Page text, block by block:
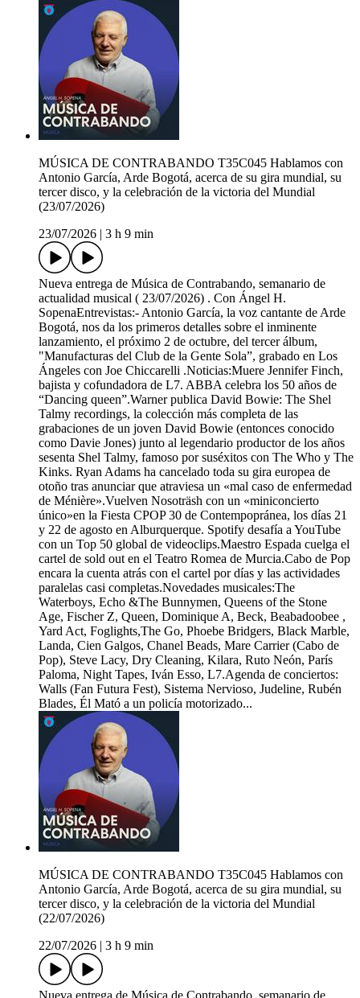
MÚSICA DE CONTRABANDO T35C045 Hablamos con
Antonio García, Arde Bogotá, acerca de su gira mundial, su
tercer disco, y la celebración de la victoria del Mundial
(23/07/2026)
23/07/2026
3 h 9 min
Nueva entrega de Música de Contrabando, semanario de
actualidad musical ( 23/07/2026) . Con Ángel H.
SopenaEntrevistas:- Antonio García, la voz cantante de Arde
Bogotá, nos da los primeros detalles sobre el inminente
lanzamiento, el próximo 2 de octubre, del tercer álbum,
"Manufacturas del Club de la Gente Sola”, grabado en Los
Ángeles con Joe Chiccarelli .Noticias:Muere Jennifer Finch,
bajista y cofundadora de L7. ABBA celebra los 50 años de
“Dancing queen”.Warner publica David Bowie: The Shel
Talmy recordings, la colección más completa de las
grabaciones de un joven David Bowie (entonces conocido
como Davie Jones) junto al legendario productor de los años
sesenta Shel Talmy, famoso por suséxitos con The Who y The
Kinks. Ryan Adams ha cancelado toda su gira europea de
otoño tras anunciar que atraviesa un «mal caso de enfermedad
de Ménière».Vuelven Nosoträsh con un «miniconcierto
único»en la Fiesta CPOP 30 de Contempopránea, los días 21
y 22 de agosto en Alburquerque. Spotify desafía a YouTube
con un Top 50 global de videoclips.Maestro Espada cuelga el
cartel de sold out en el Teatro Romea de Murcia.Cabo de Pop
encara la cuenta atrás con el cartel por días y las actividades
paralelas casi completas.Novedades musicales:The
Waterboys, Echo &The Bunnymen, Queens of the Stone
Age, Fischer Z, Queen, Dominique A, Beck, Beabadoobee ,
Yard Act, Foglights,The Go, Phoebe Bridgers, Black Marble,
Landa, Cien Galgos, Chanel Beads, Mare Carrier (Cabo de
Pop), Steve Lacy, Dry Cleaning, Kilara, Ruto Neón, París
Paloma, Night Tapes, Iván Esso, L7.Agenda de conciertos:
Walls (Fan Futura Fest), Sistema Nervioso, Judeline, Rubén
Blades, Él Mató a un policía motorizado...
MÚSICA DE CONTRABANDO T35C045 Hablamos con
Antonio García, Arde Bogotá, acerca de su gira mundial, su
tercer disco, y la celebración de la victoria del Mundial
(22/07/2026)
22/07/2026
3 h 9 min